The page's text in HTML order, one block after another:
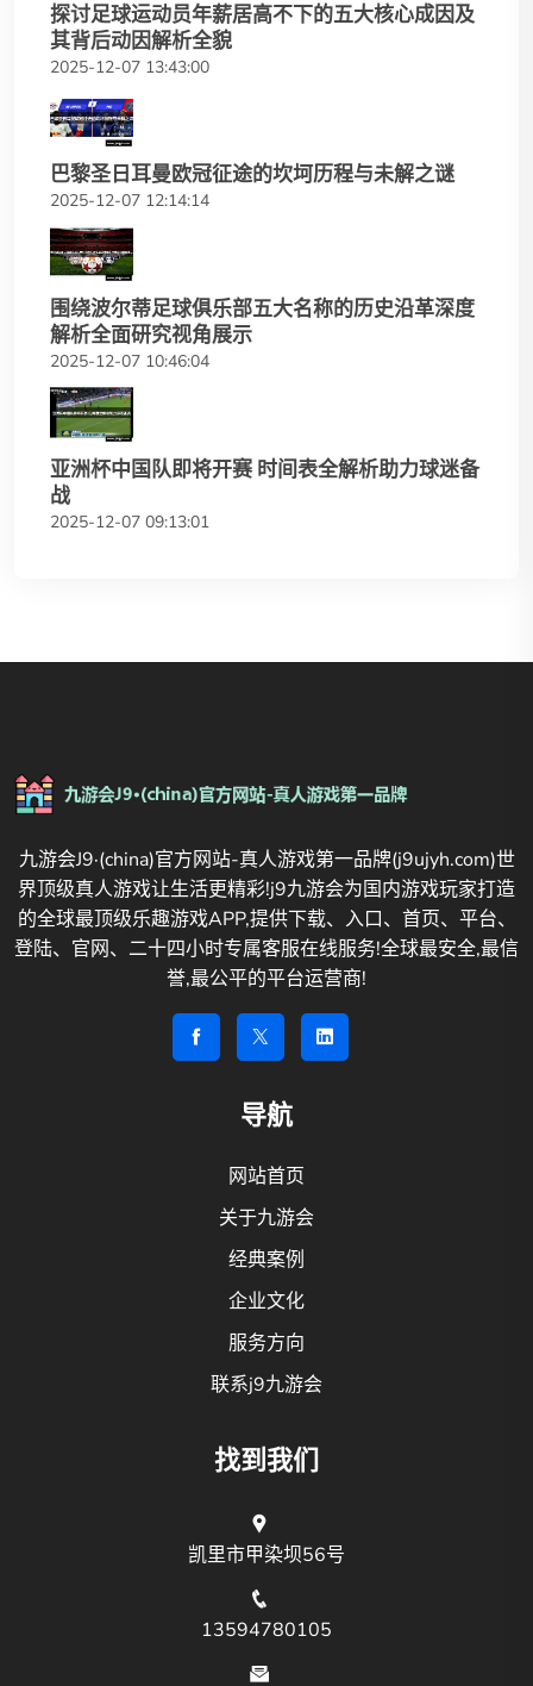
探讨足球运动员年薪居高不下的五大核心成因及
其背后动因解析全貌
2025-12-07 13:43:00
巴黎圣日耳曼欧冠征途的坎坷历程与未解之谜
2025-12-07 12:14:14
围绕波尔蒂足球俱乐部五大名称的历史沿革深度
解析全面研究视角展示
2025-12-07 10:46:04
亚洲杯中国队即将开赛 时间表全解析助力球迷备
战
2025-12-07 09:13:01
九游会J9·(china)官方网站-真人游戏第一品牌(j9ujyh.com)世
界顶级真人游戏让生活更精彩!j9九游会为国内游戏玩家打造
的全球最顶级乐趣游戏APP,提供下载、入口、首页、平台、
登陆、官网、二十四小时专属客服在线服务!全球最安全,最信
誉,最公平的平台运营商!
导航
网站首页
关于九游会
经典案例
企业文化
服务方向
联系j9九游会
找到我们
凯里市甲染坝56号
13594780105